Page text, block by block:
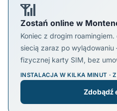
📶
Zostań online w
Koniec z drogim roamingiem.
siecią zaraz po
fizycznej karty SIM, bez
INSTALACJA W KILKA MINUT ·
Zdobądź